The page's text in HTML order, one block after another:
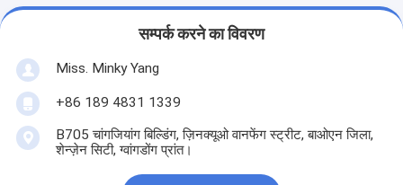
सम्पर्क करने का विवरण
Miss. Minky Yang
+86 189 4831 1339
B705 चांगजियांग बिल्डिंग, ज़िनक्यूओ वानफेंग स्ट्रीट, बाओएन जिला,
शेन्ज़ेन सिटी, ग्वांगडोंग प्रांत।